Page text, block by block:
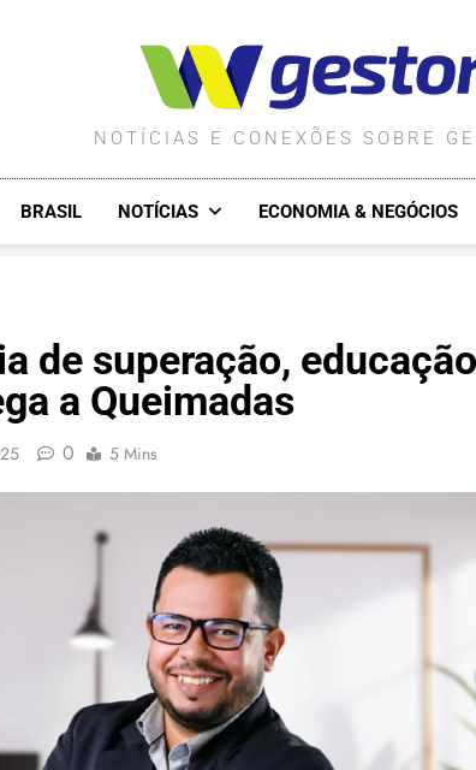
WGESTOR.COM.BR
NOTÍCIAS E CONEXÕES SOBRE
BRASIL NOTÍCIAS ECONOMIA & NEGÓCIOS
de superação,
a Queimadas
0 5 Mins